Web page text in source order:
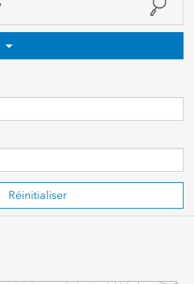
et analyses
Réinitialiser